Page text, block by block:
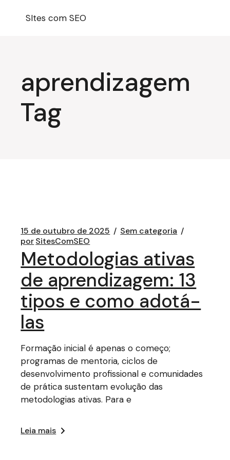
SItes com SEO
aprendizagem
Tag
15 de outubro de 2025
Sem categoria
porSitesComSEO
Metodologias ativas
de aprendizagem: 13
tipos e como adotá-
las
Formação inicial é apenas o começo;
programas de mentoria, ciclos de
desenvolvimento profissional e comunidades
de prática sustentam evolução das
metodologias ativas. Para e
Leia mais